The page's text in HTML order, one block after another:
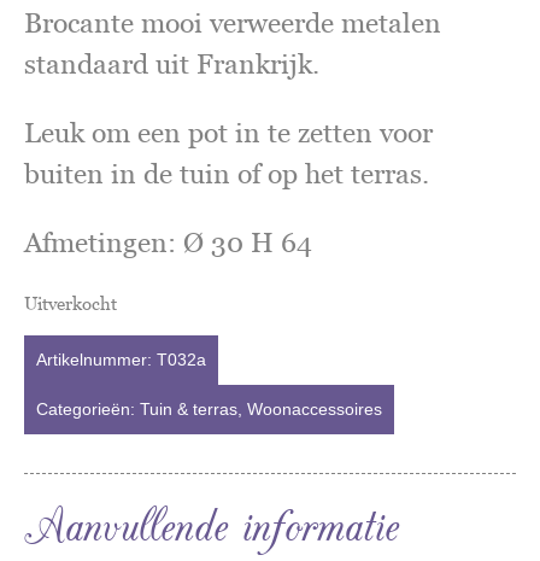
Brocante mooi verweerde metalen
standaard uit Frankrijk.
Leuk om een pot in te zetten voor
buiten in de tuin of op het terras.
Afmetingen: Ø 30 H 64
Uitverkocht
Artikelnummer: T032a
Categorieën: Tuin & terras Woonaccessoires
Aanvullende informatie